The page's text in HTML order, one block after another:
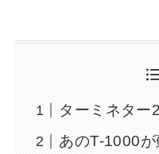
ターミネター
あのT-1000が